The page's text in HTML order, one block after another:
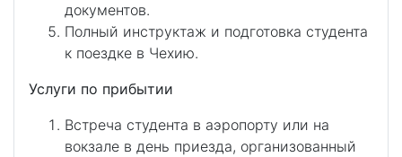
документов.
Полный инструктаж и подготовка студента
к поездке в Чехию.
Услуги по прибытии
Встреча студента в аэропорту или на
вокзале в день приезда, организованный